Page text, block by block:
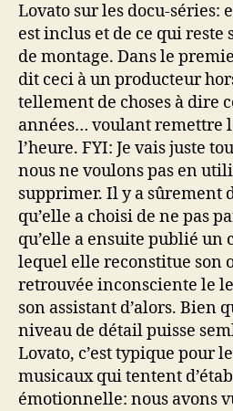
Lovato sur les docu-séries:
est inclus et de ce qui reste
de montage. Dans le
dit ceci à un producteur
tellement de choses à dire
années… voulant remettre
l’heure. FYI: Je vais juste
nous ne voulons pas en
supprimer. Il y a sûrement
qu’elle a choisi de ne pas
qu’elle a ensuite publié un
lequel elle reconstitue son
retrouvée inconsciente le
son assistant d’alors. Bien
niveau de détail puisse
Lovato, c’est typique pour
musicaux qui tentent
émotionnelle: nous avons